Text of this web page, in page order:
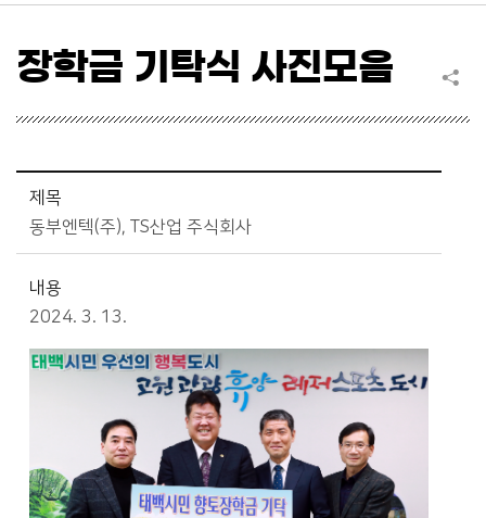
장학금 기탁식 사진모음
제목
동부엔텍(주), TS산업 주식회사
내용
2024. 3. 13.